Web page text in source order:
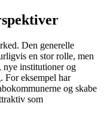
Den generelle
en stor rolle, men
institutioner og
For eksempel har
og skabe
som